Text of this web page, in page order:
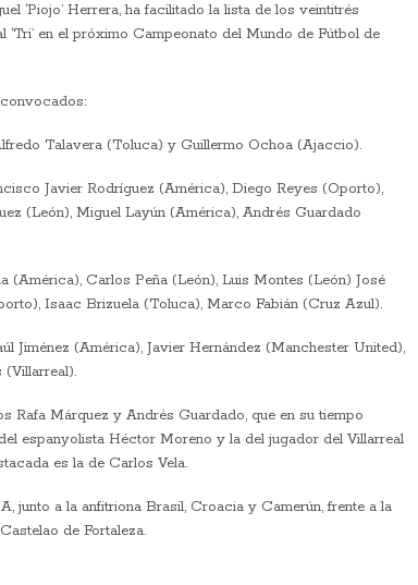
‘Piojo’ Herrera, ha facilitado la lista de los veintitrés
en el próximo Campeonato del Mundo de Fútbol de
Talavera (Toluca) y Guillermo Ochoa (Ajaccio).
Javier Rodríguez (América), Diego Reyes (Oporto),
(León), Miguel Layún (América), Andrés Guardado
(América), Carlos Peña (León), Luis Montes (León) José
Isaac Brizuela (Toluca), Marco Fabián (Cruz Azul).
Jiménez (América), Javier Hernández (Manchester United),
Rafa Márquez y Andrés Guardado, que en su tiempo
espanyolista Héctor Moreno y la del jugador del Villarreal
es la de Carlos Vela.
junto a la anfitriona Brasil, Croacia y Camerún, frente a la
de Fortaleza.